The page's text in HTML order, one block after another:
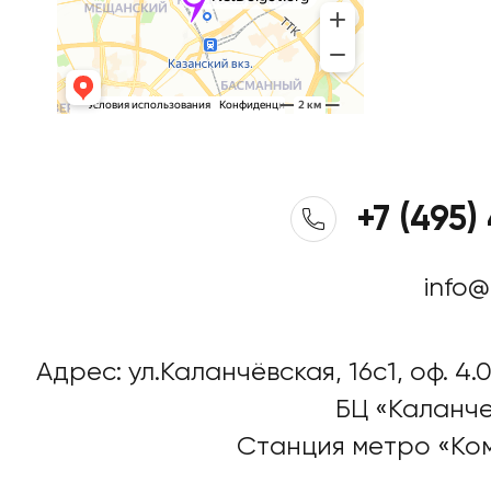
+7
Адрес: ул.Каланчёвская, 16c1, оф.
БЦ
Станция метро